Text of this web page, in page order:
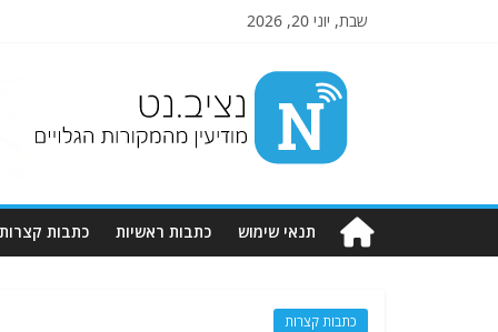
שבת, יוני 20, 2026
Nziv.net
מודיעין
מהמקורות
תנאי שימוש כתבות ראשיות כתבות קצרות
כתבות קצרות